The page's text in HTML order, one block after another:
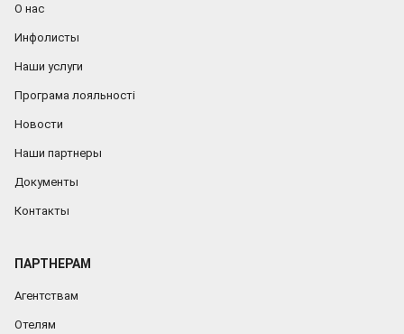
О нас
Инфолисты
Наши услуги
Програма лояльності
Новости
Наши партнеры
Документы
Контакты
ПАРТНЕРАМ
Агентствам
Отелям